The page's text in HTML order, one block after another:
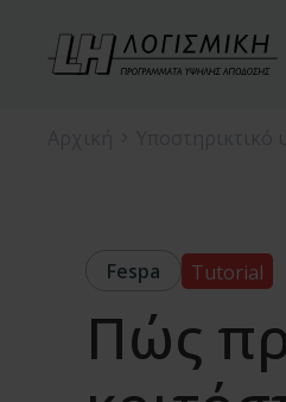
Fespa Tutorial
Πώς